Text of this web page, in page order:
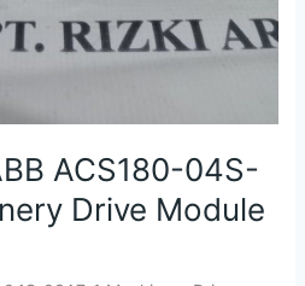
ACS180-04S-
Drive Module